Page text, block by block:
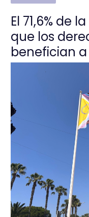
El 71,6% de
que los
benefician